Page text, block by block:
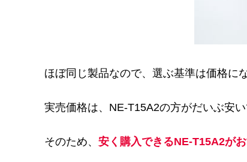
ほぼ同じ製品なので、選ぶ基準は価格に
実売価格は、NE-T15A2の方がだいぶ安い
そのため、 安く購入できるNE-T15A2が